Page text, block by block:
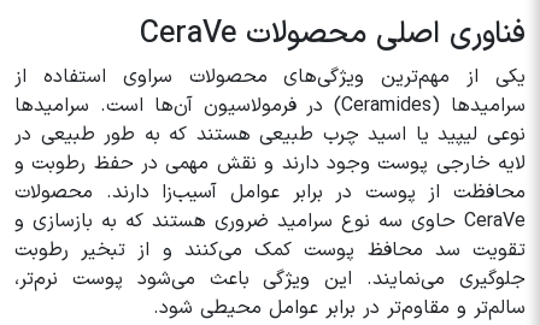
فناوری اصلی محصولات CeraVe
یکی از مهم‌ترین ویژگی‌های محصولات سراوی استفاده از
سرامیدها (Ceramides) در فرمولاسیون آن‌ها است. سرامیدها
نوعی لیپید یا اسید چرب طبیعی هستند که به طور طبیعی در
لایه خارجی پوست وجود دارند و نقش مهمی در حفظ رطوبت و
محافظت از پوست در برابر عوامل آسیب‌زا دارند. محصولات
CeraVe حاوی سه نوع سرامید ضروری هستند که به بازسازی و
تقویت سد محافظ پوست کمک می‌کنند و از تبخیر رطوبت
جلوگیری می‌نمایند. این ویژگی باعث می‌شود پوست نرم‌تر،
سالم‌تر و مقاوم‌تر در برابر عوامل محیطی شود.